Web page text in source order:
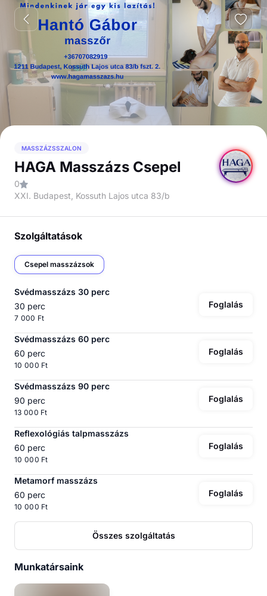
MASSZÁZSSZALON
HAGA Masszázs Csepel
0
XXI. Budapest, Kossuth Lajos utca 83/b
Szolgáltatások
Csepel masszázsok
Svédmasszázs 30 perc
30 perc
7 000 Ft
Foglalás
Svédmasszázs 60 perc
60 perc
10 000 Ft
Foglalás
Svédmasszázs 90 perc
90 perc
13 000 Ft
Foglalás
Reflexológiás talpmasszázs
60 perc
10 000 Ft
Foglalás
Metamorf masszázs
60 perc
10 000 Ft
Foglalás
Összes szolgáltatás
Munkatársaink